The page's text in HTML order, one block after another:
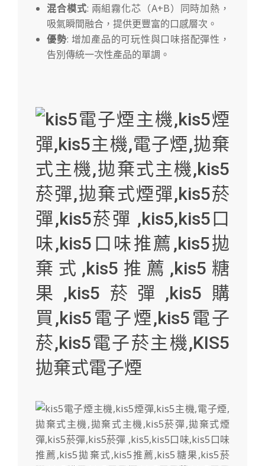
混合模式: 兩組霧化芯（A+B）同時加熱，
吸氣瞬間融合，提供更豐富的口感層次。
優勢: 增加產品的可玩性與口味搭配彈性，
告別傳統一次性產品的單調。